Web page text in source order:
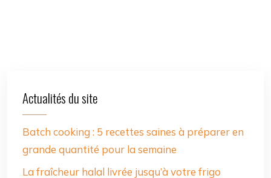
Actualités du site
Batch cooking : 5 recettes saines à préparer en
grande quantité pour la semaine
La fraîcheur halal livrée jusqu’à votre frigo